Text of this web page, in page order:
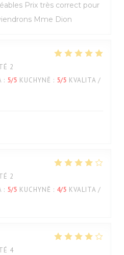
Prix très correct pour
Mme Dion
2
: 5/5 KUCHYNĚ : 5/5 KVALITA /
2
: 5/5 KUCHYNĚ : 4/5 KVALITA /
4